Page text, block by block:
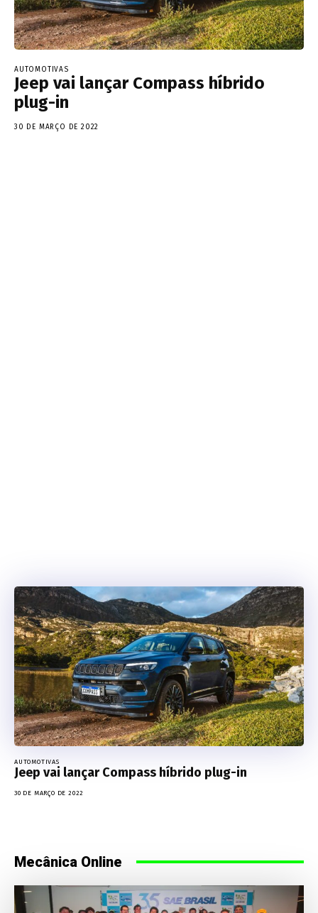
AUTOMOTIVAS
Jeep vai lançar Compass híbrido
plug-in
30 DE MARÇO DE 2022
AUTOMOTIVAS
Jeep vai lançar Compass híbrido plug-in
30 DE MARÇO DE 2022
Mecânica Online